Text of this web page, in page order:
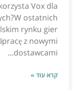
Vox dla
ostatnich
rynku gier
z nowymi
dostawcami...
קרא עוד »